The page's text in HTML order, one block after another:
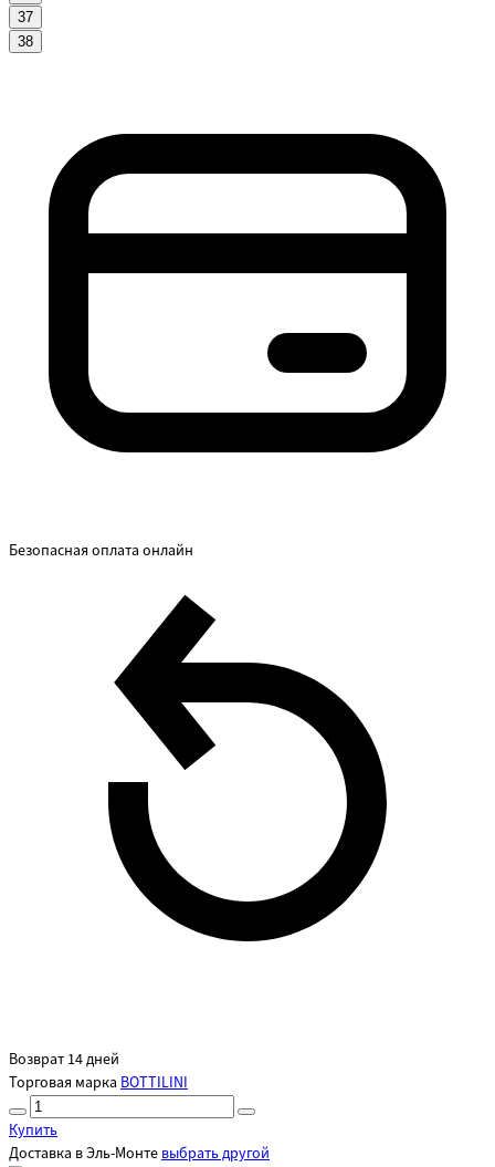
37
38
Безопасная оплата онлайн
Возврат 14 дней
Торговая марка BOTTILINI
Купить
Доставка вЭль-Монтевыбрать другой